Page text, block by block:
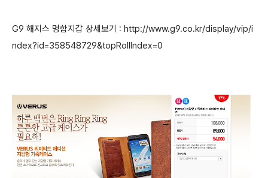
G9 해지스 명함지갑 상세보기 : http://www.g9.co.kr/display/vip/i
ndex?id=358548729&topRollIndex=0